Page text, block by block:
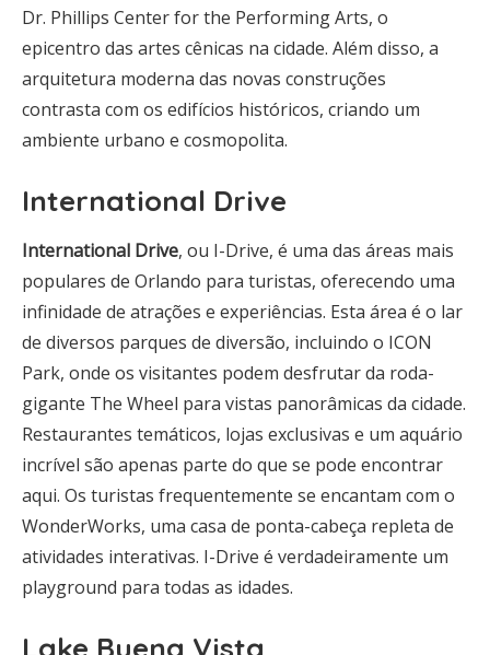
Dr. Phillips Center for the Performing Arts, o
epicentro das artes cênicas na cidade. Além disso, a
arquitetura moderna das novas construções
contrasta com os edifícios históricos, criando um
ambiente urbano e cosmopolita.
International Drive
International Drive, ou I-Drive, é uma das áreas mais
populares de Orlando para turistas, oferecendo uma
infinidade de atrações e experiências. Esta área é o lar
de diversos parques de diversão, incluindo o ICON
Park, onde os visitantes podem desfrutar da roda-
gigante The Wheel para vistas panorâmicas da cidade.
Restaurantes temáticos, lojas exclusivas e um aquário
incrível são apenas parte do que se pode encontrar
aqui. Os turistas frequentemente se encantam com o
WonderWorks, uma casa de ponta-cabeça repleta de
atividades interativas. I-Drive é verdadeiramente um
playground para todas as idades.